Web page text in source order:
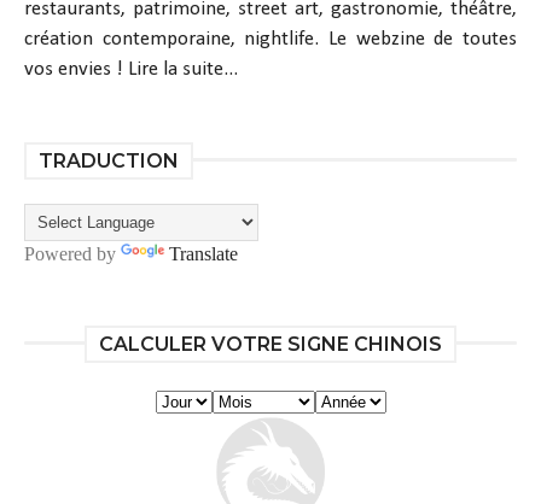
restaurants, patrimoine, street art, gastronomie, théâtre,
création contemporaine, nightlife. Le webzine de toutes
vos envies ! Lire la suite...
TRADUCTION
Powered by Translate
CALCULER VOTRE SIGNE CHINOIS